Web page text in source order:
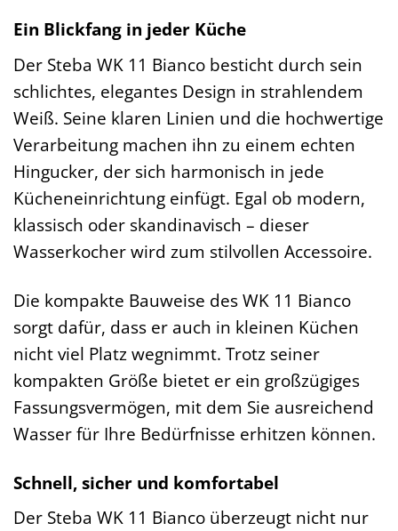
Ein Blickfang in jeder Küche
Der Steba WK 11 Bianco besticht durch sein
schlichtes, elegantes Design in strahlendem
Weiß. Seine klaren Linien und die hochwertige
Verarbeitung machen ihn zu einem echten
Hingucker, der sich harmonisch in jede
Kücheneinrichtung einfügt. Egal ob modern,
klassisch oder skandinavisch – dieser
Wasserkocher wird zum stilvollen Accessoire.
Die kompakte Bauweise des WK 11 Bianco
sorgt dafür, dass er auch in kleinen Küchen
nicht viel Platz wegnimmt. Trotz seiner
kompakten Größe bietet er ein großzügiges
Fassungsvermögen, mit dem Sie ausreichend
Wasser für Ihre Bedürfnisse erhitzen können.
Schnell, sicher und komfortabel
Der Steba WK 11 Bianco überzeugt nicht nur